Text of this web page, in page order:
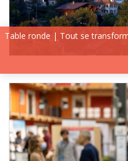
Table ronde | Tout se